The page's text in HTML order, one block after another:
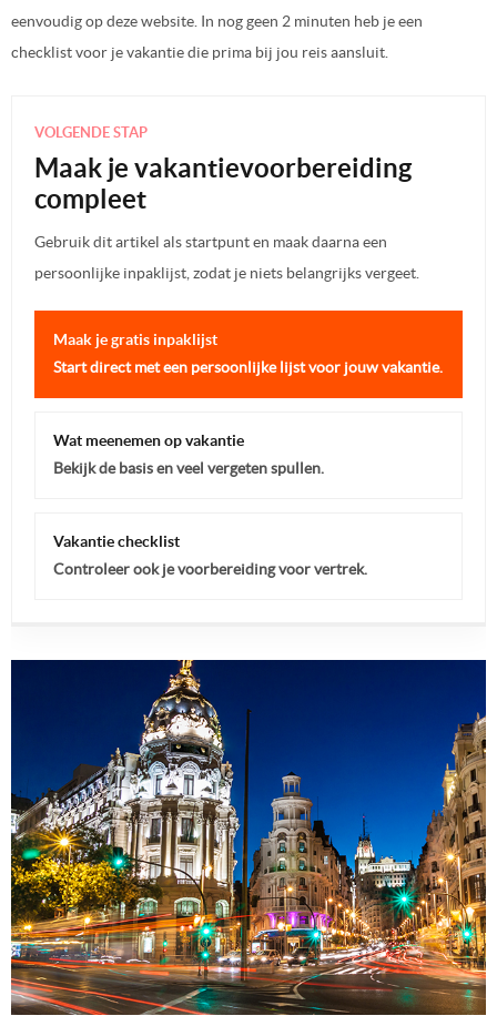
eenvoudig op deze website. In nog geen 2 minuten heb je een
checklist voor je vakantie die prima bij jou reis aansluit.
VOLGENDE STAP
Maak je vakantievoorbereiding
compleet
Gebruik dit artikel als startpunt en maak daarna een
persoonlijke inpaklijst, zodat je niets belangrijks vergeet.
Maak je gratis inpaklijst
Start direct met een persoonlijke lijst voor jouw vakantie.
Wat meenemen op vakantie
Bekijk de basis en veel vergeten spullen.
Vakantie checklist
Controleer ook je voorbereiding voor vertrek.